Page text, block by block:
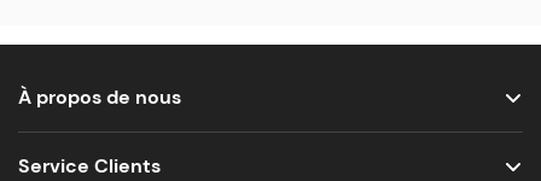
À propos de nous
Service Clients